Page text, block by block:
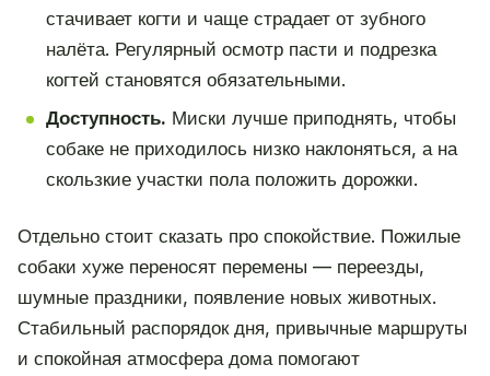
стачивает когти и чаще страдает от зубного
налёта. Регулярный осмотр пасти и подрезка
когтей становятся обязательными.
Доступность. Миски лучше приподнять, чтобы
собаке не приходилось низко наклоняться, а на
скользкие участки пола положить дорожки.
Отдельно стоит сказать про спокойствие. Пожилые
собаки хуже переносят перемены — переезды,
шумные праздники, появление новых животных.
Стабильный распорядок дня, привычные маршруты
и спокойная атмосфера дома помогают